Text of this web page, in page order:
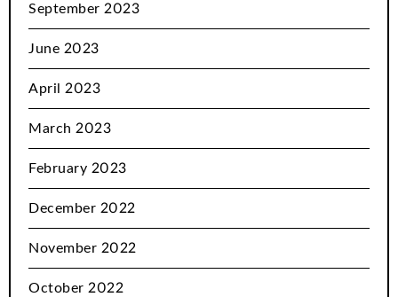
September 2023
June 2023
April 2023
March 2023
February 2023
December 2022
November 2022
October 2022